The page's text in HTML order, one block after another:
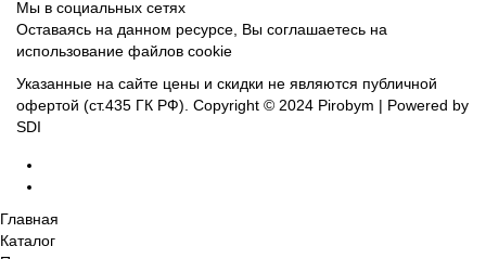
Мы в социальных сетях
Оставаясь на данном ресурсе, Вы соглашаетесь на
использование файлов cookie
Указанные на сайте цены и скидки не являются публичной
офертой (ст.435 ГК РФ). Copyright © 2024 Pirobym | Powered by
SDI
Главная
Каталог